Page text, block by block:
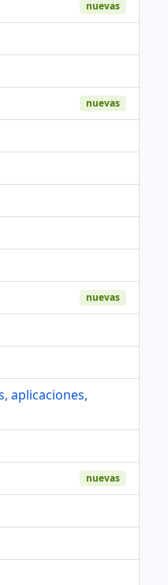
nuevas
nuevas
nuevas
aplicaciones,
nuevas